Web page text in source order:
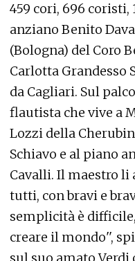
459 cori, 696 coristi,
anziano Benito
(Bologna) del Coro
Carlotta Grandesso
da Cagliari. Sul
flautista che vive a
Lozzi della
Schiavo e al piano
Cavalli. Il maestro
tutti, con bravi e
semplicità è
creare il mondo'',